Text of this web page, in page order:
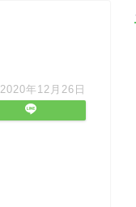
2020年12月26日